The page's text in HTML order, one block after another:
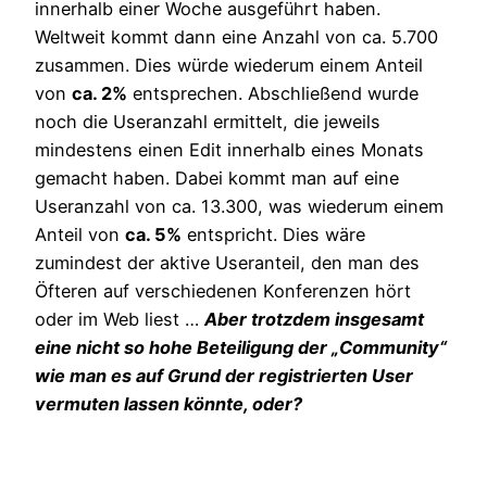
innerhalb einer Woche ausgeführt haben.
Weltweit kommt dann eine Anzahl von ca. 5.700
zusammen. Dies würde wiederum einem Anteil
von ca. 2% entsprechen. Abschließend wurde
noch die Useranzahl ermittelt, die jeweils
mindestens einen Edit innerhalb eines Monats
gemacht haben. Dabei kommt man auf eine
Useranzahl von ca. 13.300, was wiederum einem
Anteil von ca. 5% entspricht. Dies wäre
zumindest der aktive Useranteil, den man des
Öfteren auf verschiedenen Konferenzen hört
oder im Web liest …Aber trotzdem insgesamt
eine nicht so hohe Beteiligung der „Community“
wie man es auf Grund der registrierten User
vermuten lassen könnte, oder?